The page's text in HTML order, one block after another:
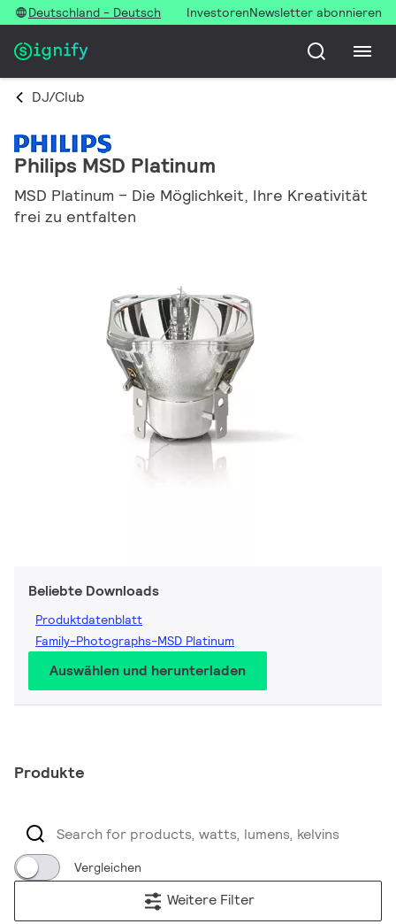
Deutschland - Deutsch InvestorenNewsletter abonnieren
DJ/Club
Philips MSD Platinum
MSD Platinum – Die Möglichkeit, Ihre Kreativität
frei zu entfalten
Beliebte Downloads
Produktdatenblatt
Family-Photographs-MSD Platinum
Auswählen und herunterladen
Produkte
Vergleichen
Weitere Filter